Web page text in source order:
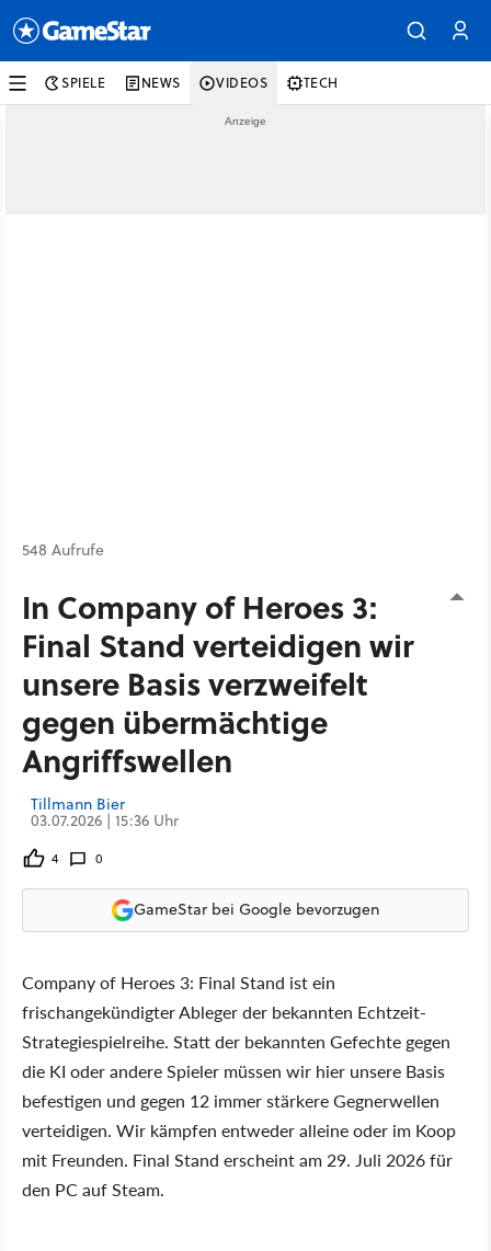
SPIELE NEWS VIDEOS TECH
548 Aufrufe
In Company of Heroes 3:
Final Stand verteidigen wir
unsere Basis verzweifelt
gegen übermächtige
Angriffswellen
Tillmann Bier
03.07.2026 | 15:36 Uhr
4 0
GameStar bei Google bevorzugen
Company of Heroes 3: Final Stand ist ein
frischangekündigter Ableger der bekannten Echtzeit-
Strategiespielreihe. Statt der bekannten Gefechte gegen
die KI oder andere Spieler müssen wir hier unsere Basis
befestigen und gegen 12 immer stärkere Gegnerwellen
verteidigen. Wir kämpfen entweder alleine oder im Koop
mit Freunden. Final Stand erscheint am 29. Juli 2026 für
den PC auf Steam.